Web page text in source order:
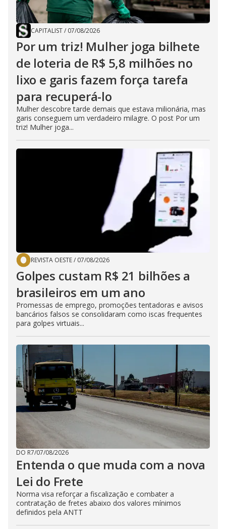
CAPITALIST/ 07/08/2026
Por um triz! Mulher joga bilhete
de loteria de R$ 5,8 milhões no
lixo e garis fazem força tarefa
para recuperá-lo
Mulher descobre tarde demais que estava milionária, mas
garis conseguem um verdadeiro milagre. O post Por um
triz! Mulher joga...
REVISTA OESTE/ 07/08/2026
Golpes custam R$ 21 bilhões a
brasileiros em um ano
Promessas de emprego, promoções tentadoras e avisos
bancários falsos se consolidaram como iscas frequentes
para golpes virtuais...
DO R7/07/08/2026
Entenda o que muda com a nova
Lei do Frete
Norma visa reforçar a fiscalização e combater a
contratação de fretes abaixo dos valores mínimos
definidos pela ANTT